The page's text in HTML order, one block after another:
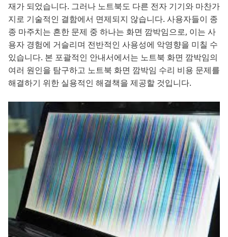
재가 되었습니다. 그러나 노트북도 다른 전자 기기와 마찬가
지로 기술적인 결함에서 면제되지 않습니다. 사용자들이 종
종 마주치는 흔한 문제 중 하나는 화면 깜박임으로, 이는 사
용자 경험에 거슬리며 전반적인 사용성에 악영향을 미칠 수
있습니다. 본 포괄적인 안내서에서는 노트북 화면 깜박임의
여러 원인을 탐구하고 노트북 화면 깜박임 수리 비용 문제를
해결하기 위한 실용적인 해결책을 제공할 것입니다.